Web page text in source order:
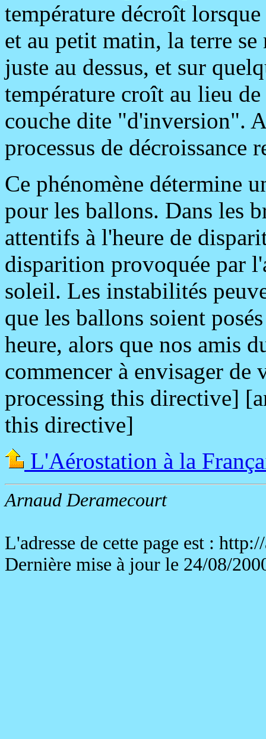
température décroît
et au petit matin, la terre
juste au dessus, et sur
température croît au lieu
couche dite "d'inversion".
processus de décroissance
Ce phénomène détermine
pour les ballons. Dans les
attentifs à l'heure de
disparition provoquée par
soleil. Les instabilités
que les ballons soient
heure, alors que nos amis
commencer à envisager
processing this directive]
this directive]
L'Aérostation à la
Arnaud Deramecourt
L'adresse de cette page est :
Dernière mise à jour le 24/08/